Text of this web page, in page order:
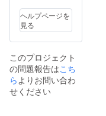
ヘルプページを
見る
このプロジェクト
の問題報告はこち
らよりお問い合わ
せください